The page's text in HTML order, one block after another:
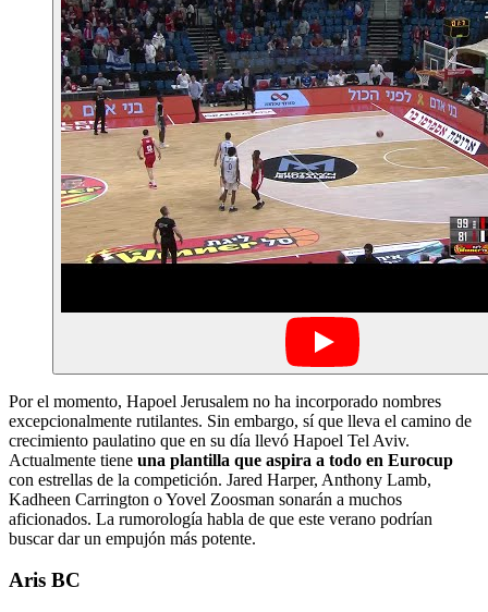
Por el momento, Hapoel Jerusalem no ha incorporado nombres
excepcionalmente rutilantes. Sin embargo, sí que lleva el camino de
crecimiento paulatino que en su día llevó Hapoel Tel Aviv.
Actualmente tiene una plantilla que aspira a todo en Eurocup
con estrellas de la competición. Jared Harper, Anthony Lamb,
Kadheen Carrington o Yovel Zoosman sonarán a muchos
aficionados. La rumorología habla de que este verano podrían
buscar dar un empujón más potente.
Aris BC